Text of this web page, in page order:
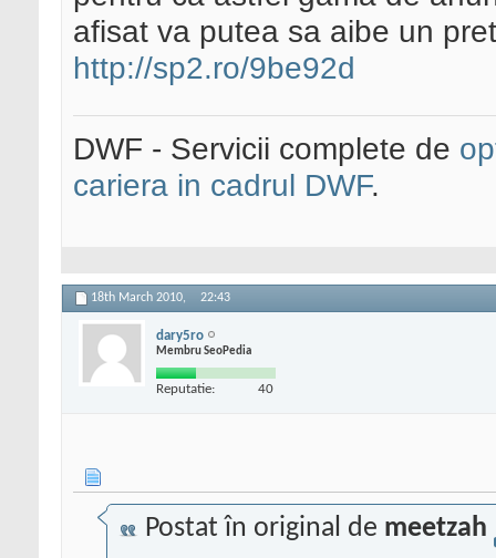
afisat va putea sa aibe un
http://sp2.ro/9be92d
DWF - Servicii complete de
cariera in cadrul DWF.
18th March 2010, 22:43
dary5ro
Membru SeoPedia
Reputatie: 40
Postat în original de meetzah